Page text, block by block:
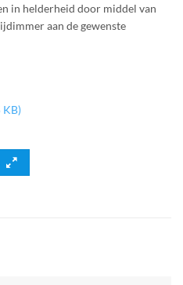
in helderheid door middel van
aan de gewenste
KB)